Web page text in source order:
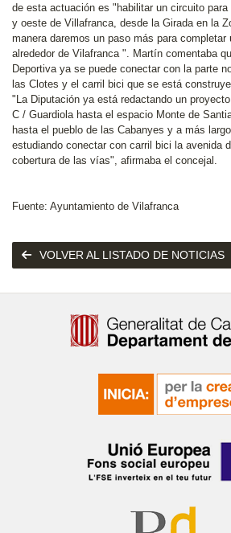
de esta actuación es "habilitar un circuito
y oeste de Villafranca, desde la Girada en la
manera daremos un paso más para completar
alrededor de Vilafranca ". Martín comentaba
Deportiva ya se puede conectar con la parte
las Clotes y el carril bici que se está
"La Diputación ya está redactando un
C / Guardiola hasta el espacio Monte de
hasta el pueblo de las Cabanyes y a más
estudiando conectar con carril bici la avenida
cobertura de las vías", afirmaba el concejal.
Fuente: Ayuntamiento de Vilafranca
VOLVER AL LISTADO DE NOTICIAS